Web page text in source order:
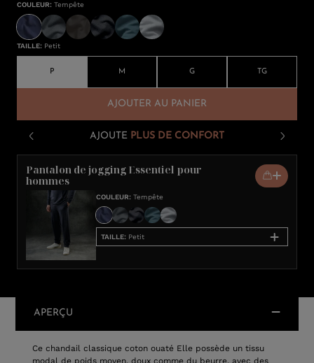
COULEUR: Tempête
TAILLE: Petit
P M G TG
AJOUTER AU PANIER
AJOUTE PLUS DE CONFORT
Pantalon de jogging Essentiel pour
hommes
COULEUR: Tempête
TAILLE: Petit
APERÇU
Ce chandail classique coton ouaté Elle possède un tissu
modal de poids moyen, doux comme du beurre, avec des